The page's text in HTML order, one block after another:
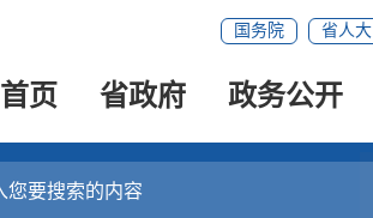
国务院 省人大
首页 省政府 政务公开